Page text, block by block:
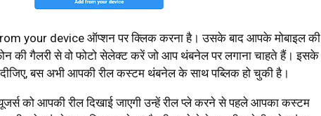
your device ऑप्शन पर क्लिक करना है। उसके बाद आपके मोबाइल की
की गैलरी से वो फोटो सेलेक्ट करें जो आप थंबनेल पर लगाना चाहते हैं। इसके
बस अभी आपकी रील कस्टम थंबनेल के साथ पब्लिक हो चुकी है।
को आपकी रील दिखाई जाएगी उन्हें रील प्ले करने से पहले आपका कस्टम